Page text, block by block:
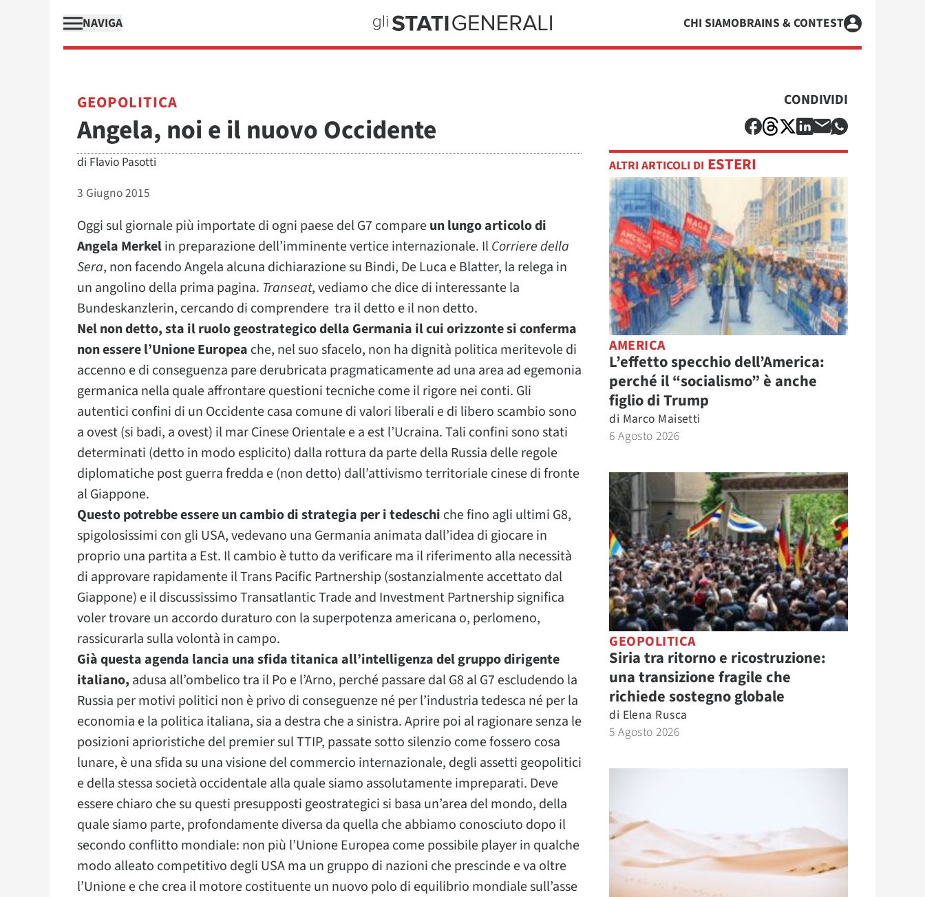
NAVIGA CHI SIAMOBRAINS & CONTEST
GEOPOLITICA
Angela, noi e il nuovo Occidente
di Flavio Pasotti
3 Giugno 2015
Oggi sul giornale più importate di ogni paese del G7 compareun lungo articolo di
Angela Merkelin preparazione dell’imminente vertice internazionale. IlCorriere della
Sera, non facendo Angela alcuna dichiarazione su Bindi, De Luca e Blatter, la relega in
un angolino della prima pagina. Transeat, vediamo che dice di interessante la
Bundeskanzlerin, cercando di comprendere tra il detto e il non detto.
Nel non detto, sta il ruolo geostrategico della Germania il cui orizzonte si conferma
non essere l’Unione Europea che, nel suo sfacelo, non ha dignità politica meritevole di
accenno e di conseguenza pare derubricata pragmaticamente ad una area ad egemonia
germanica nella quale affrontare questioni tecniche come il rigore nei conti. Gli
autentici confini di un Occidente casa comune di valori liberali e di libero scambio sono
a ovest (si badi, a ovest) il mar Cinese Orientale e a est l’Ucraina. Tali confini sono stati
determinati (detto in modo esplicito) dalla rottura da parte della Russia delle regole
diplomatiche post guerra fredda e (non detto) dall’attivismo territoriale cinese di fronte
al Giappone.
Questo potrebbe essere un cambio di strategia per i tedeschi che fino agli ultimi G8,
spigolosissimi con gli USA, vedevano una Germania animata dall’idea di giocare in
proprio una partita a Est. Il cambio è tutto da verificare ma il riferimento alla necessità
di approvare rapidamente il Trans Pacific Partnership (sostanzialmente accettato dal
Giappone) e il discussissimo Transatlantic Trade and Investment Partnership significa
voler trovare un accordo duraturo con la superpotenza americana o, perlomeno,
rassicurarla sulla volontà in campo.
Già questa agenda lancia una sfida titanica all’intelligenza del gruppo dirigente
italiano, adusa all’ombelico tra il Po e l’Arno, perché passare dal G8 al G7 escludendo la
Russia per motivi politici non è privo di conseguenze né per l’industria tedesca né per la
economia e la politica italiana, sia a destra che a sinistra. Aprire poi al ragionare senza le
posizioni aprioristiche del premier sul TTIP, passate sotto silenzio come fossero cosa
lunare, è una sfida su una visione del commercio internazionale, degli assetti geopolitici
e della stessa società occidentale alla quale siamo assolutamente impreparati. Deve
essere chiaro che su questi presupposti geostrategici si basa un’area del mondo, della
quale siamo parte, profondamente diversa da quella che abbiamo conosciuto dopo il
secondo conflitto mondiale: non più l’Unione Europea come possibile player in qualche
modo alleato competitivo degli USA ma un gruppo di nazioni che prescinde e va oltre
l’Unione e che crea il motore costituente un nuovo polo di equilibrio mondiale sull’asse
CONDIVIDI
ALTRI ARTICOLI DI ESTERI
AMERICA
L’effetto specchio dell’America:
perché il “socialismo” è anche
figlio di Trump
di Marco Maisetti
6 Agosto 2026
GEOPOLITICA
Siria tra ritorno e ricostruzione:
una transizione fragile che
richiede sostegno globale
di Elena Rusca
5 Agosto 2026